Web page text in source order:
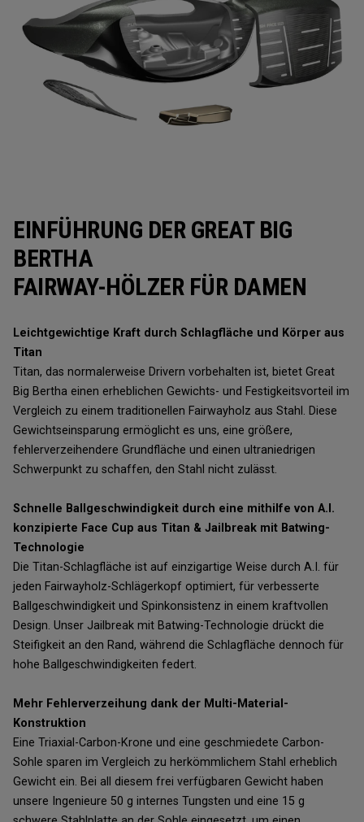
EINFÜHRUNG DER GREAT BIG
BERTHA
FAIRWAY-HÖLZER FÜR DAMEN
Leichtgewichtige Kraft durch Schlagfläche und Körper aus
Titan
Titan, das normalerweise Drivern vorbehalten ist, bietet Great
Big Bertha einen erheblichen Gewichts- und Festigkeitsvorteil im
Vergleich zu einem traditionellen Fairwayholz aus Stahl. Diese
Gewichtseinsparung ermöglicht es uns, eine größere,
fehlerverzeihendere Grundfläche und einen ultraniedrigen
Schwerpunkt zu schaffen, den Stahl nicht zulässt.
Schnelle Ballgeschwindigkeit durch eine mithilfe von A.I.
konzipierte Face Cup aus Titan & Jailbreak mit Batwing-
Technologie
Die Titan-Schlagfläche ist auf einzigartige Weise durch A.I. für
jeden Fairwayholz-Schlägerkopf optimiert, für verbesserte
Ballgeschwindigkeit und Spinkonsistenz in einem kraftvollen
Design. Unser Jailbreak mit Batwing-Technologie drückt die
Steifigkeit an den Rand, während die Schlagfläche dennoch für
hohe Ballgeschwindigkeiten federt.
Mehr Fehlerverzeihung dank der Multi-Material-
Konstruktion
Eine Triaxial-Carbon-Krone und eine geschmiedete Carbon-
Sohle sparen im Vergleich zu herkömmlichem Stahl erheblich
Gewicht ein. Bei all diesem frei verfügbaren Gewicht haben
unsere Ingenieure 50 g internes Tungsten und eine 15 g